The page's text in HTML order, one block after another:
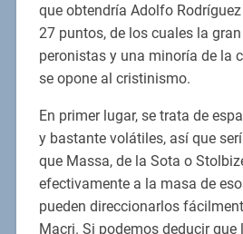
que obtendría Adolfo
27 puntos, de los cuales la
peronistas y una minoría de la
se opone al cristinismo.
En primer lugar, se trata de
y bastante volátiles, así que
que Massa, de la Sota o
efectivamente a la masa de
pueden direccionarlos
Macri. Si podemos deducir que